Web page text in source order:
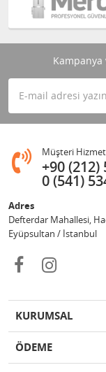
Müşteri
+90 (212)
0 (541)
Adres
Defterdar Mahallesi,
Eyüpsultan / İstanbul
KURUMSAL
ÖDEME